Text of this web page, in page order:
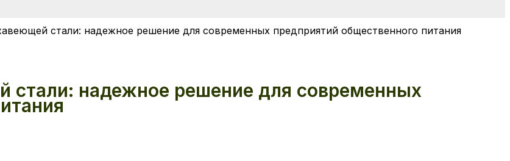
стали: надежное решение для современных предприятий общественного питания
стали: надежное решение для современных